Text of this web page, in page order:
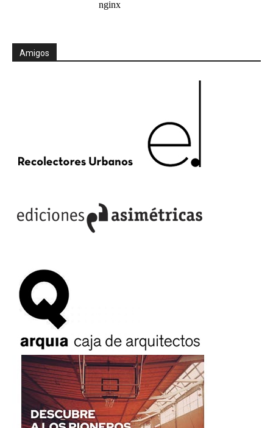
Amigos